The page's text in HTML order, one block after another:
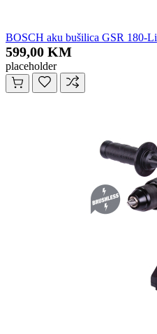
BOSCH aku bušilica GSR 180-Li
599,00 KM
placeholder